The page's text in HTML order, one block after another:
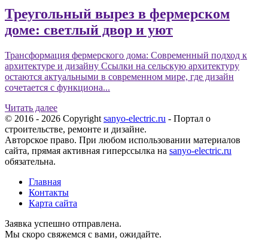
Треугольный вырез в фермерском
доме: светлый двор и уют
Трансформация фермерского дома: Современный подход к
архитектуре и дизайну Ссылки на сельскую архитектуру
остаются актуальными в современном мире, где дизайн
сочетается с функциона...
Читать далее
© 2016 - 2026 Copyright sanyo-electric.ru - Портал о
строительстве, ремонте и дизайне.
Авторское право. При любом использовании материалов
сайта, прямая активная гиперссылка на sanyo-electric.ru
обязательна.
Главная
Контакты
Карта сайта
Заявка успешно отправлена.
Мы скоро свяжемся с вами, ожидайте.